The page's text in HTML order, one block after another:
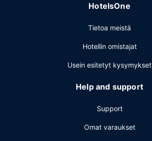
HotelsOne
Tietoa meistä
Hotellin omistajat
Usein esitetyt kysymykset
Help and support
Support
Omat varaukset